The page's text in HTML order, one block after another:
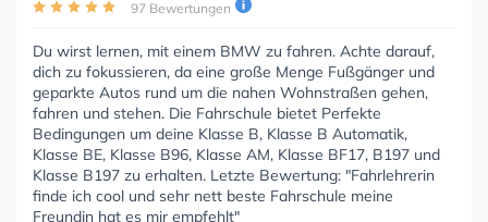
97 Bewertungen
Du wirst lernen, mit einem BMW zu fahren. Achte darauf,
dich zu fokussieren, da eine große Menge Fußgänger und
geparkte Autos rund um die nahen Wohnstraßen gehen,
fahren und stehen. Die Fahrschule bietet Perfekte
Bedingungen um deine Klasse B, Klasse B Automatik,
Klasse BE, Klasse B96, Klasse AM, Klasse BF17, B197 und
Klasse B197 zu erhalten. Letzte Bewertung: "Fahrlehrerin
finde ich cool und sehr nett beste Fahrschule meine
Freundin hat es mir empfehlt"